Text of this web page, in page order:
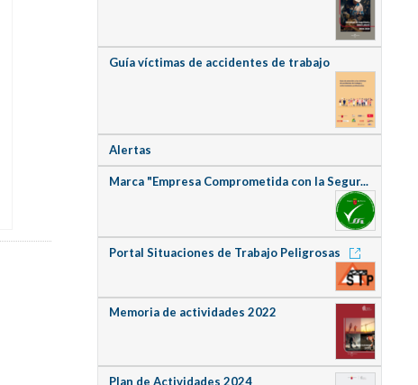
Guía víctimas de accidentes de trabajo
Alertas
Marca "Empresa Comprometida con la Segur...
Portal Situaciones de Trabajo Peligrosas
Memoria de actividades 2022
Plan de Actividades 2024